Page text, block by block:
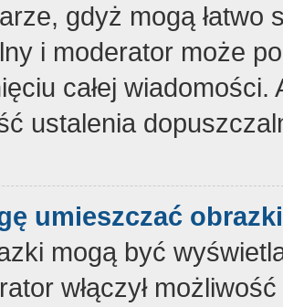
gdyż mogą
i moderator może
całej
ustalenia
umieszczać
mogą być
włączył